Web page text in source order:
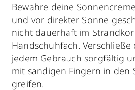
Bewahre deine
und vor direkter Sonne
nicht dauerhaft im
Handschuhfach. Verschließe
jedem Gebrauch sorgfältig
mit sandigen Fingern in den
greifen.